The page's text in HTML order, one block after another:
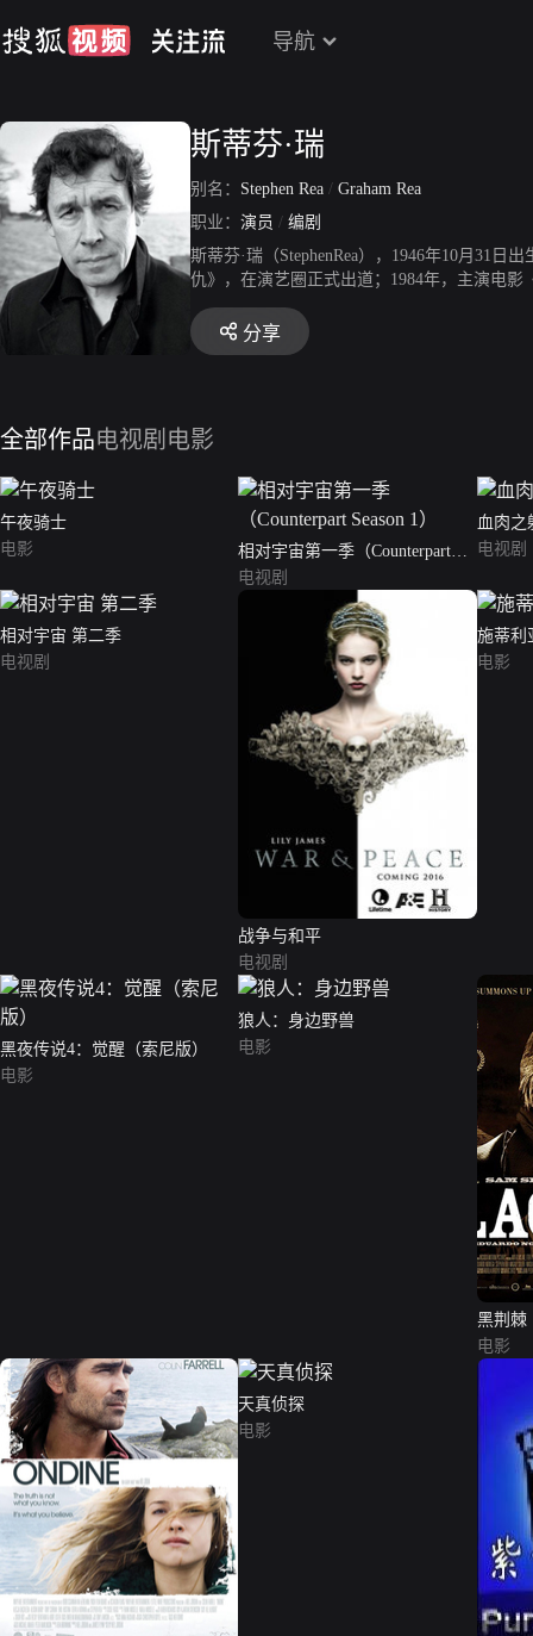
导航
斯蒂芬·瑞
别名： Stephen Rea / Graham Rea
职业： 演员 / 编剧
斯蒂芬·瑞（StephenRea），1946年10月31
仇》，在演艺圈正式出道；1984年，主演电
影《迈克尔·柯林斯》；1999年，与拉尔夫·
年，与凯特·贝金赛尔等人出演电影《黑夜传说
分享
全部作品电视剧 电影
午夜骑士
电影
相对宇宙第一季（Counterpart
Season 1）
电视剧
血肉之
电视剧
相对宇宙 第二季
电视剧
战争与和平
电视剧
施蒂利
电影
黑夜传说4：觉醒（索尼版）
电影
狼人：身边野兽
电影
黑荆棘
电影
天真侦探
电影